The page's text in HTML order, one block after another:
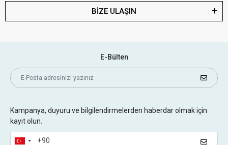
BİZE ULAŞIN
E-Bülten
Kampanya, duyuru ve bilgilendirmelerden haberdar olmak için
kayıt olun.